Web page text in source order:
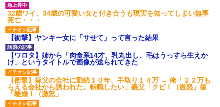
32歳ワイ、34歳の可愛い女と付き合うも現実を知ってしまい無事
死亡・・・
【衝撃】ヤンキー女に「サせて」って言った結果
【ワロタ】姉から「肉食系14才、乳丸出し、毛はうっすら生えか
け」というタイトルで画像が送られてきた
【衝撃】嫁父の会社に勤続１０年、手取り１４万 → 俺「２２万も
らえる会社から誘われた。転職したい」義父「クビ！（激怒」嫁
「離婚！（激怒」